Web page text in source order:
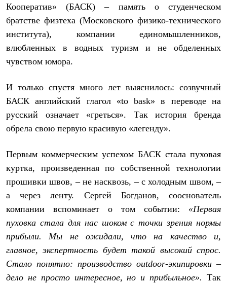
Среднее термобелье
Легкое термобелье
Флисовая одежда
Куртки
Брюки
Детская одежда
Утепленная пухом
Брюки
Утепленная синтетикой
Комбинезоны
Куртки
Брюки
Футболки
Толстовки
Брюки
Куртки
Флисовая одежда
Куртки
Жилеты
Комбинезоны
Комплект термобелья
Снаряжение
Палатки и тенты
Кооператив» (БАСК) – память о студенческом
братстве физтеха (Московского физико-технического
института), компании единомышленников,
влюбленных в водных туризм и не обделенных
чувством юмора.
И только спустя много лет выяснилось: созвучный
БАСК английский глагол «to bask» в переводе на
русский означает «греться». Так история бренда
обрела свою первую красивую «легенду».
Первым коммерческим успехом БАСК стала пуховая
куртка, произведенная по собственной технологии
прошивки швов, – не насквозь, – с холодным швом, –
а через ленту. Сергей Богданов, сооснователь
компании вспоминает о том событии:
«Первая
пуховка стала для нас шоком с точки зрения нормы
прибыли. Мы не ожидали, что на качество и,
главное, экспертность будет такой высокий спрос.
Стало понятно: производство outdoor-экипировки –
дело не просто интересное, но и прибыльное». Так